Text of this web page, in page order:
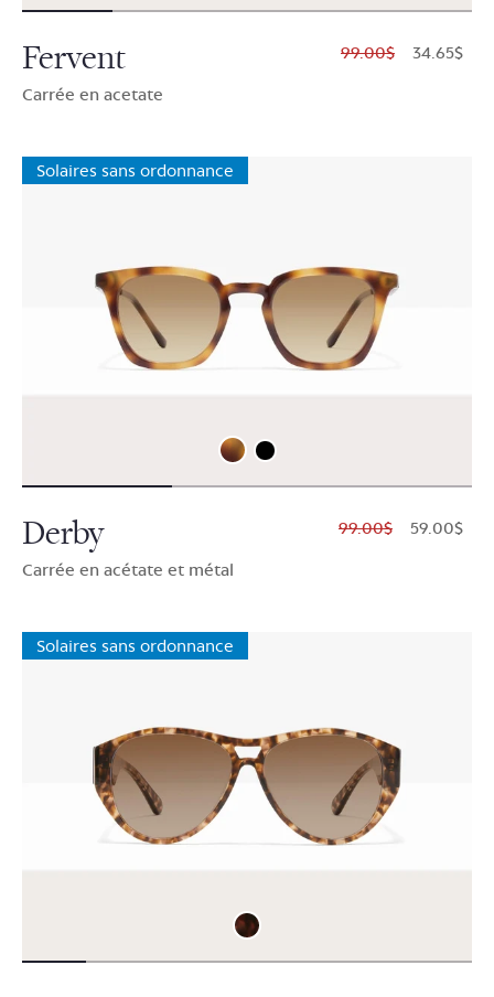
Fervent
Carrée en acetate
$99.00 $34.65
Solaires sans ordonnance
Derby
Carrée en acétate et métal
$99.00 $59.00
Solaires sans ordonnance